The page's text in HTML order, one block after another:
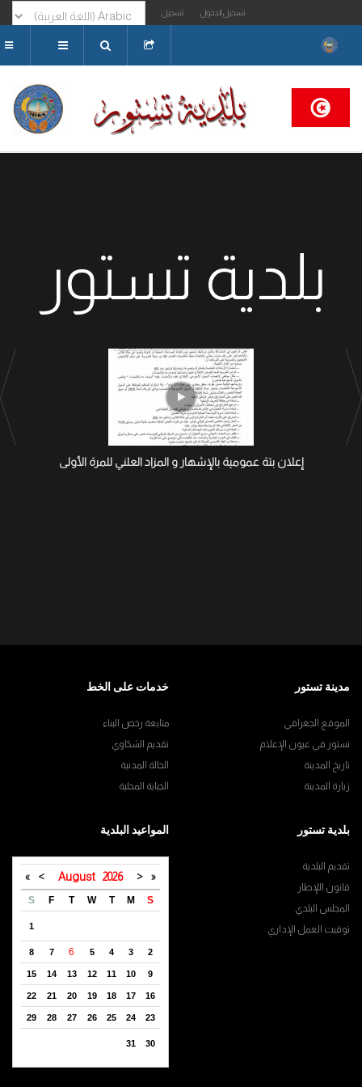
تسجيل الدخول تسجيل
البحث...
بلدية تستور
إعلان بتة عمومية بالإشهار و المزاد العلني للمرة الأولى
مدينة تستور
الموقع الجغرافي
تستور في عيون الإعلام
تاريخ المدينة
زيارة المدينة
خدمات على الخط
متابعة رخص البناء
تقديم الشكاوي
الحالة المدنية
الجباية المحلية
بلدية تستور
تقديم البلدية
قانون اللإطار
المجلس البلدي
توقيت العمل الإداري
المواعيد البلدية
«
<
August 2026
>
»
S
M
T
W
T
F
S
1
2
3
4
5
6
7
8
9
10
11
12
13
14
15
16
17
18
19
20
21
22
23
24
25
26
27
28
29
30
31